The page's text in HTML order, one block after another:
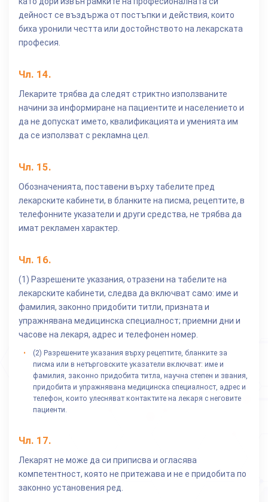
дейност се въздържа от постъпки и действия, които
биха уронили честта или достойнството на лекарската
професия.
Чл. 14.
Лекарите трябва да следят стриктно използваните
начини за информиране на пациентите и населението и
да не допускат името, квалификацията и уменията им
да се използват с рекламна цел.
Чл. 15.
Обозначенията, поставени върху табелите пред
лекарските кабинети, в бланките на писма, рецептите, в
телефонните указатели и други средства, не трябва да
имат рекламен характер.
Чл. 16.
(1) Разрешените указания, отразени на табелите на
лекарските кабинети, следва да включват само: име и
фамилия, законно придобити титли, призната и
упражнявана медицинска специалност; приемни дни и
часове на лекаря, адрес и телефонен номер.
(2) Разрешените указания върху рецептите, бланките за
писма или в нетърговските указатели включват: име и
фамилия, законно придобита титла, научна степен и звания,
придобита и упражнявана медицинска специалност, адрес и
телефон, които улесняват контактите на лекаря с неговите
пациенти.
Чл. 17.
Лекарят не може да си приписва и огласява
компетентност, която не притежава и не е придобита по
законно установения ред.